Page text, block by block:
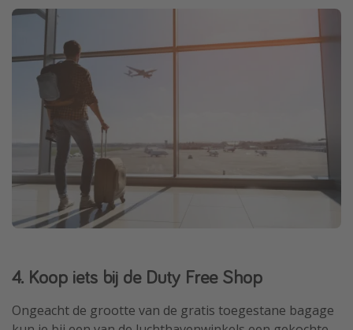
4. Koop iets bij de Duty Free Shop
Ongeacht de grootte van de gratis toegestane bagage